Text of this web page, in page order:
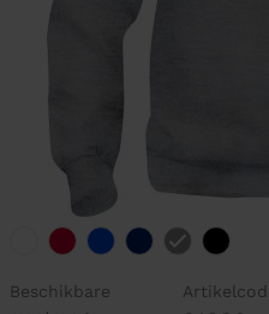
Beschikbare